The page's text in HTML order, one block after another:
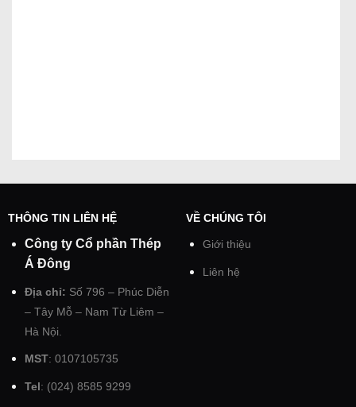
THÔNG TIN LIÊN HỆ
Công ty Cổ phần Thép
Á Đông
Địa chỉ: Số 796 – Phúc Diễn
– Tây Mỗ – Nam Từ Liêm –
Hà Nội.
MST: 0107105735
Tel : (024) 8585 9299
VỀ CHÚNG TÔI
Giới thiệu
Liên hệ